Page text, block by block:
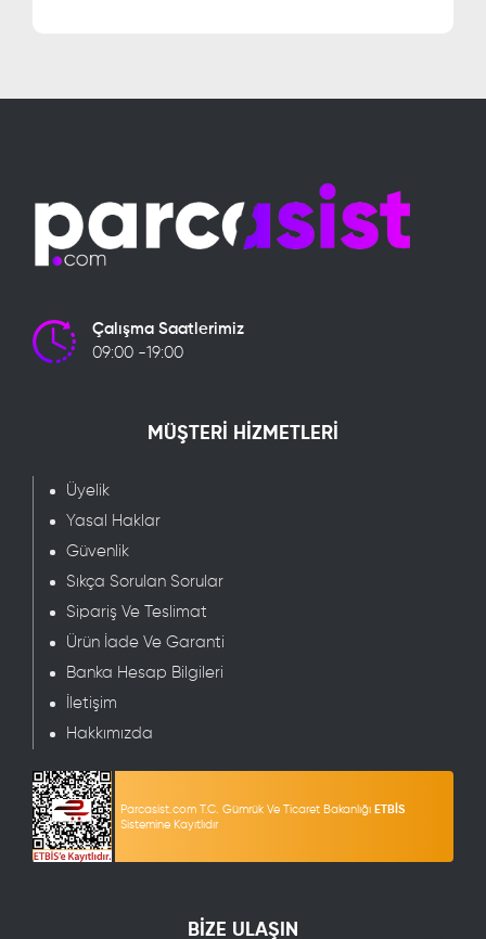
Çalışma Saatlerimiz
09:00 -19:00
MÜŞTERİ HİZMETLERİ
Üyelik
Yasal Haklar
Güvenlik
Sıkça Sorulan Sorular
Sipariş Ve Teslimat
Ürün İade Ve Garanti
Banka Hesap Bilgileri
İletişim
Hakkımızda
Parcasist.com T.C. Gümrük Ve Ticaret Bakanlığı ETBİS
Sistemine Kayıtlıdır
BİZE ULAŞIN